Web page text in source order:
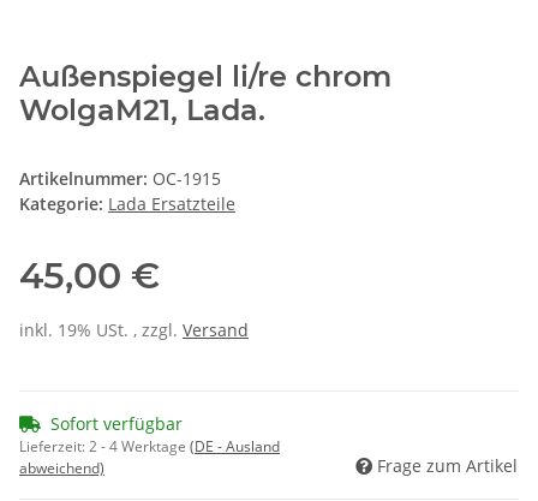
Außenspiegel li/re chrom
WolgaM21, Lada.
Artikelnummer: OC-1915
Kategorie: Lada Ersatzteile
45,00 €
inkl. 19% USt. , zzgl. Versand
Sofort verfügbar
Lieferzeit:2 - 4 Werktage (DE - Ausland
abweichend)
Frage zum Artikel